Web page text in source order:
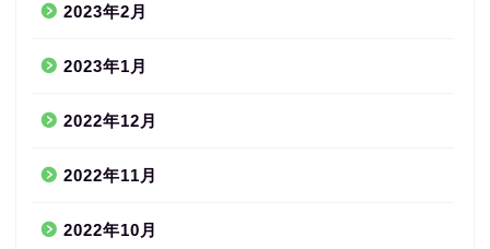
2023年2月
2023年1月
2022年12月
2022年11月
2022年10月